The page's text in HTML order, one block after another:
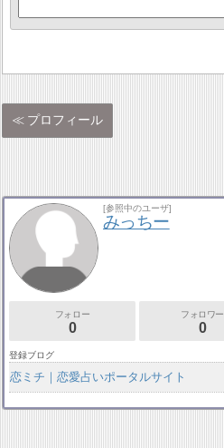
プロフィール
[参照中のユーザ]
みっちー
フォロー
0
フォロワー
0
登録ブログ
恋ミチ｜恋愛占いポータルサイト